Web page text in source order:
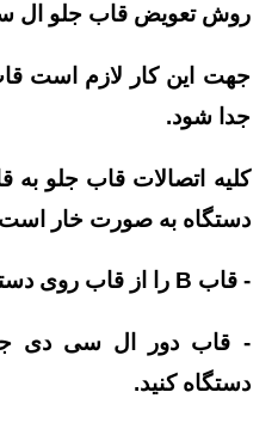
روش تعویض قاب جلو ال
جدا شود.
کلیه اتصالات قاب جلو
دستگاه به صورت خار
- قاب B را از قاب روی دستگاه جدا کنید.
دستگاه کنید.